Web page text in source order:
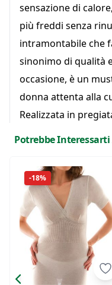
sensazione di
più freddi senza
intramontabile che
sinonimo di qualità
occasione, è un
donna attenta alla
Realizzata in
funzionalità. Il
supporto naturale e
silhouette con
lana, il capo non si
mantenendo la
Morbida al tatto, la
sensazione di
Potrebbe Interessarti
-18%